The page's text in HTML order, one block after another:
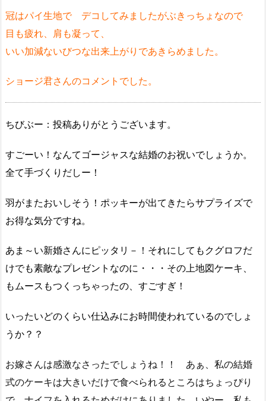
冠はパイ生地で デコしてみましたがぶきっちょなので
目も疲れ、肩も凝って、
いい加減ないびつな出来上がりであきらめました。
ショージ君さんのコメントでした。
ちびぶー：投稿ありがとうございます。
すごーい！なんてゴージャスな結婚のお祝いでしょうか。
全て手づくりだしー！
羽がまたおいしそう！ポッキーが出てきたらサプライズで
お得な気分ですね。
あま～い新婚さんにピッタリ－！それにしてもクグロフだ
けでも素敵なプレゼントなのに・・・その上地図ケーキ、
もムースもつくっちゃったの、すごすぎ！
いったいどのくらい仕込みにお時間使われているのでしょ
うか？？
お嫁さんは感激なさったでしょうね！！ あぁ、私の結婚
式のケーキは大きいだけで食べられるところはちょっぴり